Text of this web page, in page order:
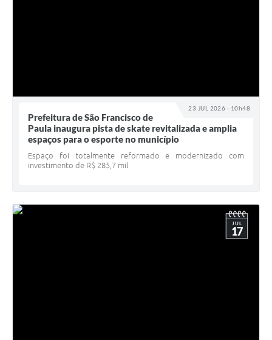
23 JUL 2026 - 10h48
Prefeitura de São Francisco de
Paula inaugura pista de skate revitalizada e amplia
espaços para o esporte no município
Espaço foi totalmente reformado e modernizado com
investimento de R$ 285,7 mil
JUL
17